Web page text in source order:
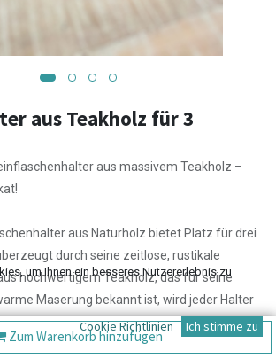
Zum Warenkorb hinzufügen
aus Teakholz für 3
aus massivem Teakholz –
aus Naturholz bietet Platz für drei
durch seine zeitlose, rustikale
hochwertigem Teakholz, das für seine
Maserung bekannt ist, wird jeder Halter
um Ihnen ein besseres Nutzererlebnis zu
Cookie Richtlinien Ich stimme zu